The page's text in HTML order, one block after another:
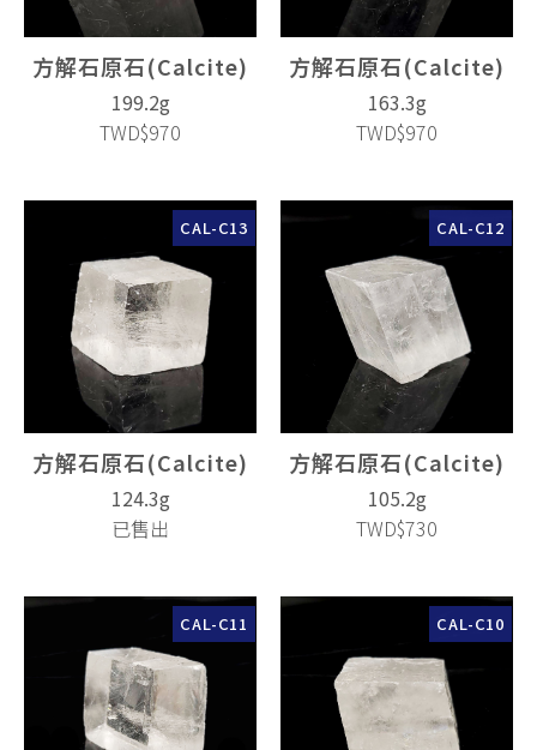
方解石原石(Calcite)
199.2g
TWD$970
方解石原石(Calcite)
163.3g
TWD$970
方解石原石(Calcite)
CAL-C13
124.3g
已售出
方解石原石(Calcite)
CAL-C12
105.2g
TWD$730
CAL-C11 CAL-C10